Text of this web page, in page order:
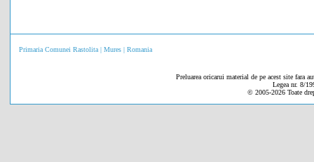
Primaria Comunei Rastolita | Mures | Romania
Preluarea oricarui material de pe acest site fara
Legea nr. 8/
© 2005-2026 Toate